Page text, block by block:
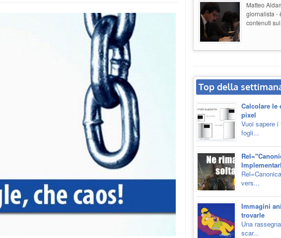
Matteo
giornalista -
contenuti
Top della
Calcolare
pixel
Vuoi sapere
fogli...
vers...
Immagini
trovarle
Una
scar...